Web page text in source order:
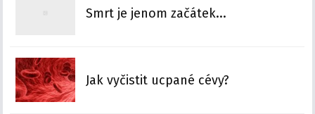
Smrt je jenom začátek...
Jak vyčistit ucpané cévy?